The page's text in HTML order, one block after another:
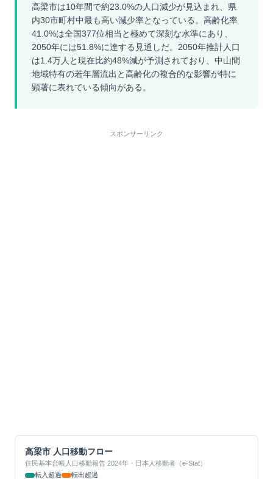
高梁市は10年間で約23.0%の人口減少が見込まれ、県
内30市町村中最も高い減少率となっている。高齢化率
41.0%は全国377位相当と極めて深刻な水準にあり、
2050年には51.8%に達する見通しだ。2050年推計人口
は1.4万人と現在比約48%減が予測されており、中山間
地域特有の若年層流出と高齢化の複合的な影響が特に
顕著に表れている傾向がある。
スポンサーリンク
高梁市 人口移動フロー
住民基本台帳人口移動報告 2024年・日本人移動者（e-Stat）
転入超過
転出超過